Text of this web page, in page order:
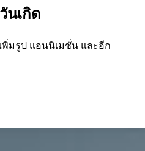
นเกิด
พิ่มรูป แอนนิเมชั่น และอีก